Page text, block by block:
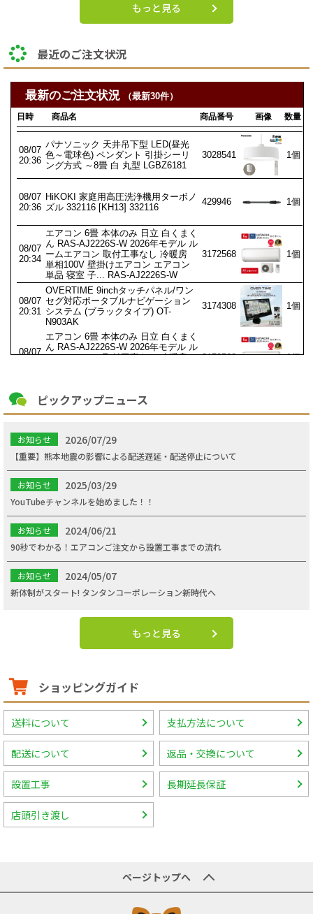
もっと見る
最近のご注文状況
ピックアップニュース
お知らせ 2026/07/29
【重要】熊本地震の影響による配送遅延・配送停止について
お知らせ 2025/03/29
YouTubeチャンネルを始めました！！
お知らせ 2024/06/21
90秒でわかる！エアコンご注文から設置工事までの流れ
お知らせ 2024/05/07
新体制がスタート! タンタンコーポレーション新時代へ
もっと見る
ショッピングガイド
送料について 支払方法について
配送について 返品・交換について
設置工事 長期延長保証
店頭引き渡し
ページトップへ